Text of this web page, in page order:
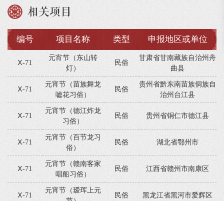
相关项目
编号 项目名称 类型 申报地区或单位
Ⅹ-71
元宵节（东山转
灯）
民俗
甘肃省甘南藏族自治州舟
曲县
Ⅹ-71
元宵节（苗族舞龙
嘘花习俗）
民俗
贵州省黔东南苗族侗族自
治州台江县
Ⅹ-71
元宵节（德江炸龙
习俗）
民俗 贵州省铜仁市德江县
Ⅹ-71
元宵节（百节龙习
俗）
民俗 湖北省鄂州市
Ⅹ-71
元宵节（赣南客家
唱船习俗）
民俗 江西省赣州市南康区
Ⅹ-71
元宵节（瑷珲上元
民俗 黑龙江省黑河市爱辉区